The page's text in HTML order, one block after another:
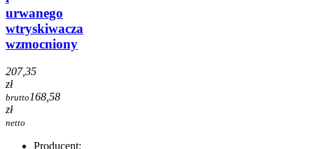
urwanego
wtryskiwacza
wzmocniony
207,35
zł
brutto 168,58
zł
netto
Producent: